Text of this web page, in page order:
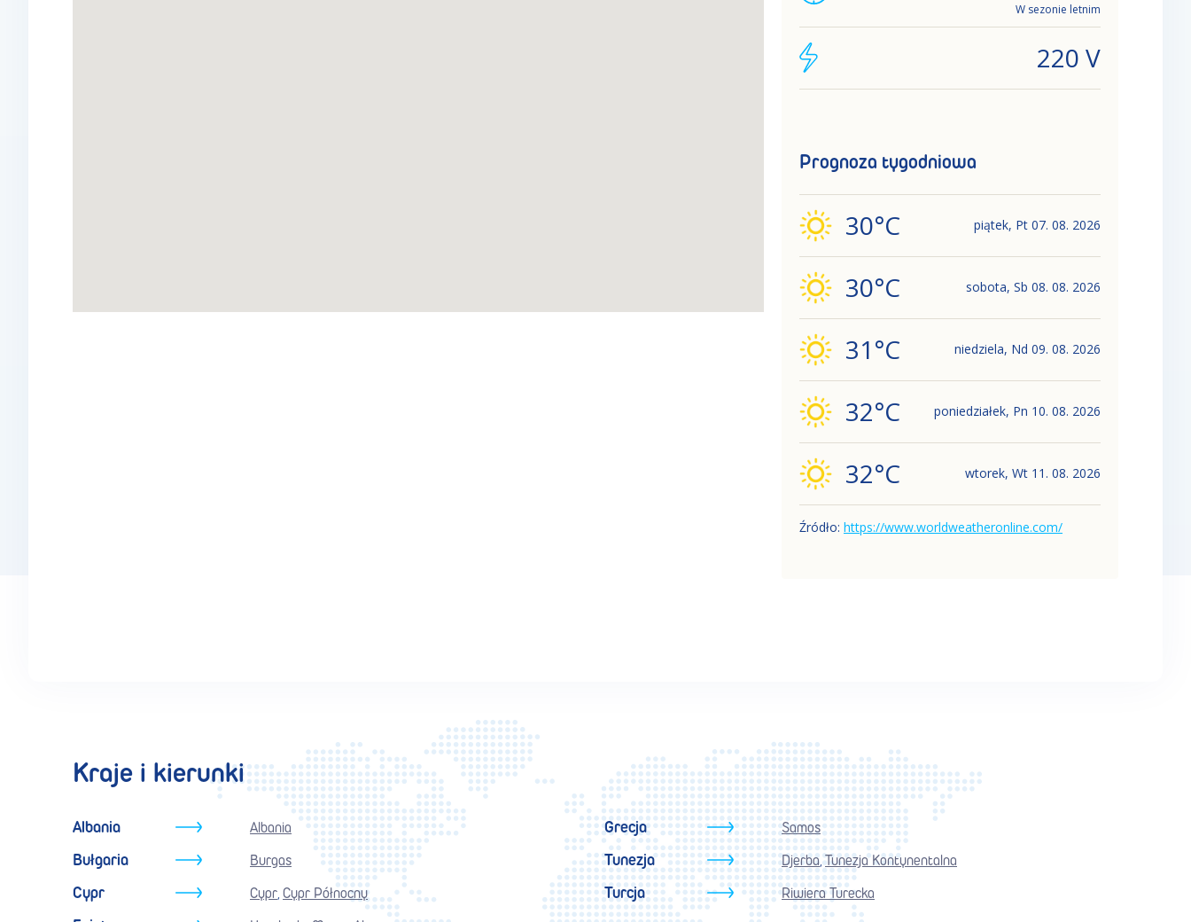
W sezonie letnim
220 V
Prognoza tygodniowa
30°C piątek, Pt 07. 08. 2026
30°C sobota, Sb 08. 08. 2026
31°C niedziela, Nd 09. 08. 2026
32°C poniedziałek, Pn 10. 08. 2026
32°C wtorek, Wt 11. 08. 2026
Źródło: https://www.worldweatheronline.com/
Kraje i kierunki
Albania Albania
Bułgaria Burgas
Cypr Cypr Cypr Północny
Grecja Samos
Tunezja Djerba ,Tunezja Kontynentalna
Turcja Riwiera Turecka